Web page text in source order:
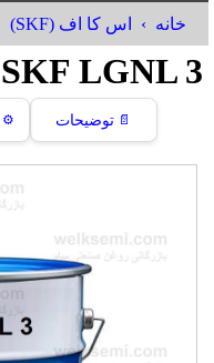
خانه اس کا اف (SKF)
SKF LGNL 3
📄 توضیحات ⚙️